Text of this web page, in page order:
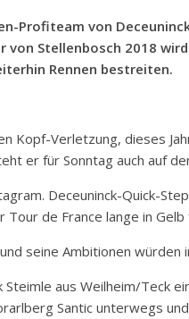
Profiteam von
von Stellenbosch 2018
Rennen bestreiten.
Kopf-Verletzung, dieses
er für Sonntag auch auf
Deceuninck-Quick-
Tour de France lange in Gelb
seine Ambitionen würden
aus Weilheim/Teck
Santic unterwegs